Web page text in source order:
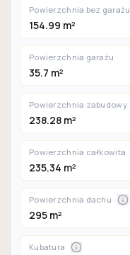
Powierzchnia bez garażu
154.99 m²
Powierzchnia garażu
35.7 m²
Powierzchnia zabudowy
238.28 m²
Powierzchnia całkowita
235.34 m²
Powierzchnia dachu
295 m²
Kubatura